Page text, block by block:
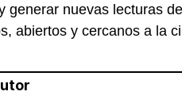
generar nuevas lecturas
abiertos y cercanos a la